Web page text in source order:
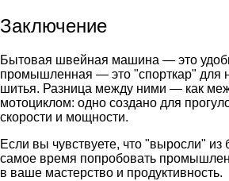
Заключение
Бытовая швейная машина — это
промышленная — это "спорткар" для
шитья. Разница между ними — как
мотоциклом: одно создано для
скорости и мощности.
Если вы чувствуете, что "выросли"
самое время попробовать
в ваше мастерство и продуктивность.